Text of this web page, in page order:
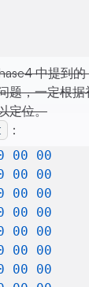
中提到
题，一定根
定位。
：
00 00
00 00
00 00
00 00
00 00
00 00
00 00